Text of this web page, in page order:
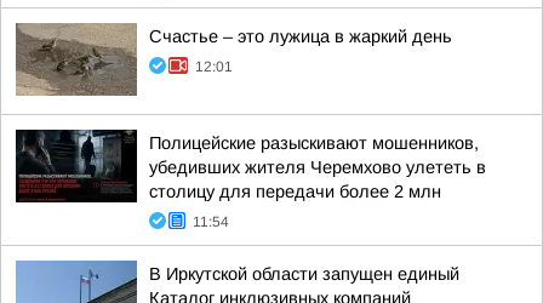
Счастье – это лужица в жаркий день
12:01
Полицейские разыскивают мошенников,
убедивших жителя Черемхово улететь в
столицу для передачи более 2 млн
11:54
В Иркутской области запущен единый
Каталог инклюзивных компаний